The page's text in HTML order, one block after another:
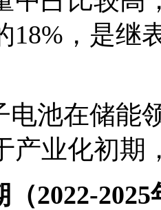
18%，是继
电池在储能
产业化初期
（2022-